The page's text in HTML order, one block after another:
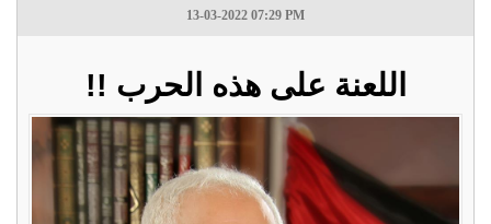
13-03-2022 07:29 PM
اللعنة على هذه الحرب !!